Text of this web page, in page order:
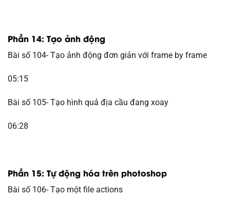
Phần 14: Tạo ảnh động
Bài số 104- Tạo ảnh động đơn giản với frame by frame
05:15
Bài số 105- Tạo hình quả địa cầu đang xoay
06:28
Phần 15: Tự động hóa trên photoshop
Bài số 106- Tạo một file actions